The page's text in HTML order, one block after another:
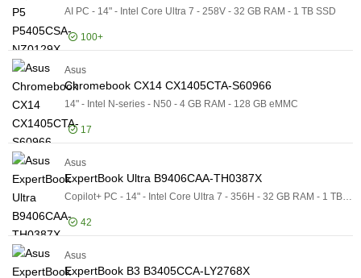
AI PC - 14" - Intel Core Ultra 7 - 258V - 32 GB RAM - 1 TB SSD
100+
Asus
Chromebook CX14 CX1405CTA-S60966
14" - Intel N-series - N50 - 4 GB RAM - 128 GB eMMC
17
Asus
ExpertBook Ultra B9406CAA-TH0387X
42
Asus
ExpertBook B3 B3405CCA-LY2768X